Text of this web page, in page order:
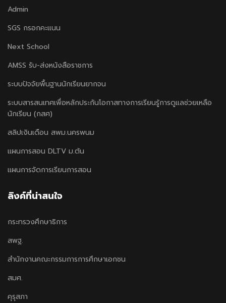
Admin
SGS กรอกคะแนน
Next School
AMSS รับ-ส่งหนังสือราชการ
ระบบปัจจัยพื้นฐานนักเรียนยากจน
ระบบสารสนเทศเพื่อหลักประกันโอกาสทางการเรียนรู้การดูแลช่วยเหลือ
นักเรียน (กสศ)
สลิปเงินเดือน สพม.นครพนม
แผนการสอน DLTV ม.ต้น
แผนการจัดการเรียนการสอน
ลิงค์ที่น่าสนใจ
กระทรวงศึกษาธิการ
สพฐ.
สำนักงานคณะกรรมการการศึกษาเอกชน
สมศ.
คุรุสภา